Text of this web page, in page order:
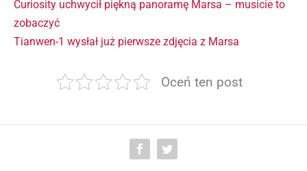
Curiosity uchwycił piękną panoramę Marsa – musicie to
zobaczyć
Tianwen-1 wysłał już pierwsze zdjęcia z Marsa
Oceń ten post